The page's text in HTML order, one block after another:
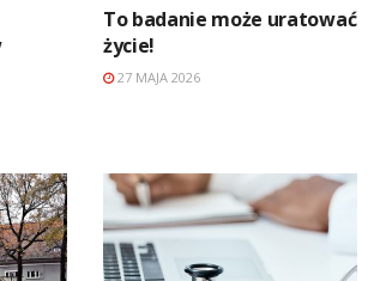
To badanie może uratować
życie!
27 MAJA 2026